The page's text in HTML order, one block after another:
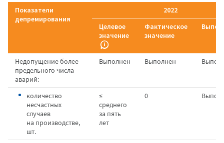
Показатели
депремирования
2022
Целевое
значение
Фактическое
значение
Недопущение более
предельного числа
аварий:
Выполнен Выполнен
количество
несчастных
случаев
на производстве,
шт.
≤
среднего
за пять
лет
0